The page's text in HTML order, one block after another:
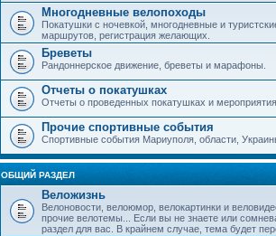
Многодневные велопоходы
Покатушки с ночевкой, многодневные и
маршрутов, регистрация желающих.
Бреветы
Рандоннерское движение, бреветы и марафоны.
Отчеты о покатушках
Отчеты о проведенных покатушках и
Прочие спортивные события
Спортивные события Мариуполя, области,
ОБЩИЙ РАЗДЕЛ
Веложизнь
Велоновости, велоюмор, велокартинки и
прочие велотемы... Если вы не знаете или
раздел для вас. В крайнем случае, тема будет